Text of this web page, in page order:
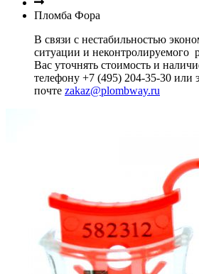
Пломба Фора
В связи с нестабильностью
ситуации и неконтролируемого
Вас уточнять стоимость и
телефону +7 (495) 204-35-30 или
почте zakaz@plombway.ru